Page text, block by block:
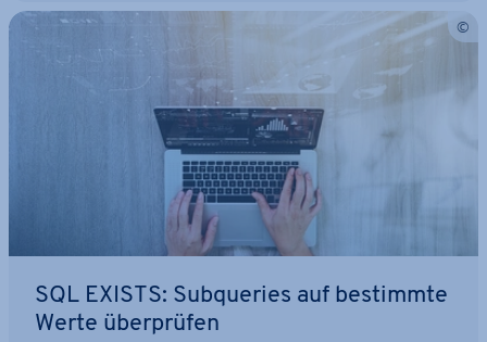
SQL EXISTS: Sub­queries auf bestimmte
Werte über­prü­fen